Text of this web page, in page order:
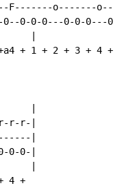
o-------
0-0-0---0-0-0---0-
+ 1 + 2 + 3 + 4 +
r-r-|
|
0-0-|
4 +